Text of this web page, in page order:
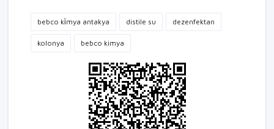
bebco ki̇mya antakya distile su dezenfektan
kolonya bebco kimya